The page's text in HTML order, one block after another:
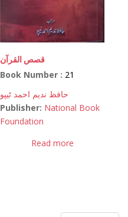
قصص القرآن
Book Number : 21
حافظ ندیم احمد ٹیپو
Publisher: National Book
Foundation
Read more